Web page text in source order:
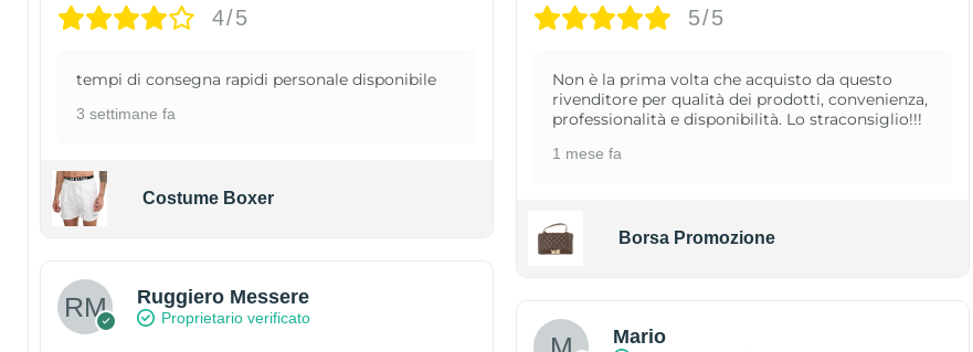
4/5
tempi di consegna rapidi personale disponibile
3 settimane fa
Costume Boxer
Ruggiero Messere
Proprietario verificato
5/5
Non è la prima volta che acquisto da questo
rivenditore per qualità dei prodotti, convenienza,
professionalità e disponibilità. Lo straconsiglio!!!
1 mese fa
Borsa Promozione
Mario